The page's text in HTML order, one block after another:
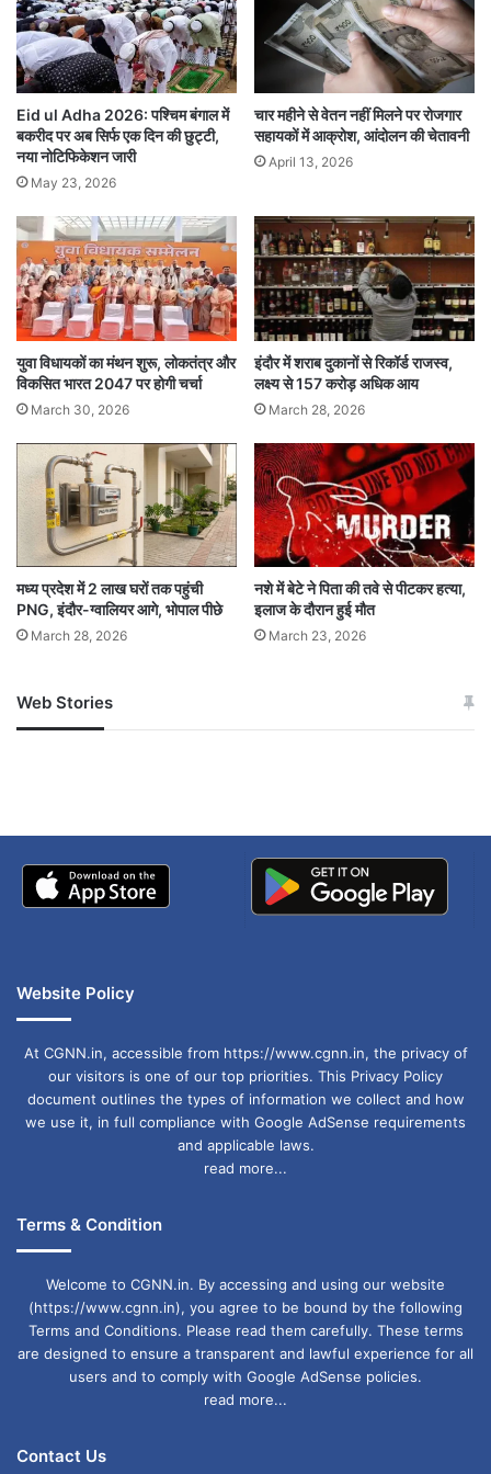
सूचना मिलते ही पुलिस मौके पर पहुंच गई है और मर्ग कायम
कर शवों को पीएम के लिए भेजा जा रहा है। फिलहाल पुलिस
मामले की जांच में जुट गई है और मृतकों की पहचान की जा
रही है।
4 major road accidents in the capital
accident Accident Case
in road accident Major road accident
Major road accident in Mahasamund
Eid ul Adha 2026: पश्चिम बंगाल में
बकरीद पर अब सिर्फ एक दिन की छुट्टी,
नया नोटिफिकेशन जारी
May 23, 2026
चार महीने से वेतन नहीं मिलने पर रोजगार
सहायकों में आक्रोश, आंदोलन की चेतावनी
April 13, 2026
युवा विधायकों का मंथन शुरू, लोकतंत्र और
विकसित भारत 2047 पर होगी चर्चा
March 30, 2026
इंदौर में शराब दुकानों से रिकॉर्ड राजस्व,
लक्ष्य से 157 करोड़ अधिक आय
March 28, 2026
मध्य प्रदेश में 2 लाख घरों तक पहुंची
PNG, इंदौर-ग्वालियर आगे, भोपाल पीछे
March 28, 2026
नशे में बेटे ने पिता की तवे से पीटकर हत्या,
इलाज के दौरान हुई मौत
March 23, 2026
Web Stories
जम्मू-कश्मीर में बारिश से
अपडेट
खाई में धक्का… आरोपियों ने
Website Policy
At CGNN.in, accessible from https://www.cgnn.in, the privacy of
our visitors is one of our top priorities. This Privacy Policy
document outlines the types of information we collect and how
we use it, in full compliance with Google AdSense requirements
and applicable laws.
read more...
Terms & Condition
Welcome to CGNN.in. By accessing and using our website
(https://www.cgnn.in), you agree to be bound by the following
Terms and Conditions. Please read them carefully. These terms
are designed to ensure a transparent and lawful experience for all
users and to comply with Google AdSense policies.
read more...
Contact Us